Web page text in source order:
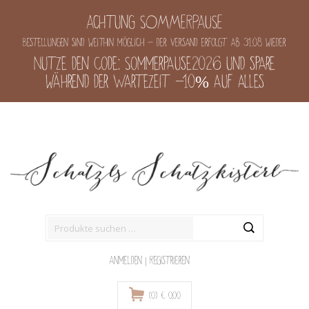
Achtung SOMMERPAUSE
Bestellungen sind weithin möglich - der Versand erfolgt ab 31.08 wieder
Nutze den Code: Sommerpause2026 und spare
während der Wartezeit -10% auf alles
Anmelden | Registrieren
(0) € 0,00